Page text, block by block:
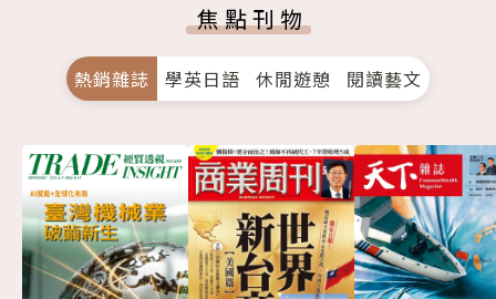
焦點刊物
熱銷雜誌 學英日語 休閒遊憩 閱讀藝文